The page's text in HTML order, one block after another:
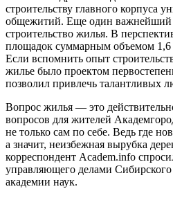
строительству главного корпуса
общежитий. Еще один важнейший
строительство жилья. В
площадок суммарным объемом 1,6
Если вспомнить опыт
жилье было проектом
позволил привлечь талантливых
Вопрос жилья — это
вопросов для жителей
не только сам по себе. Ведь где
а значит, неизбежная вырубка
корреспондент Academ.info
управляющего делами Сибирского
академии наук.